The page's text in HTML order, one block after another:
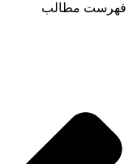
فهرست مطالب